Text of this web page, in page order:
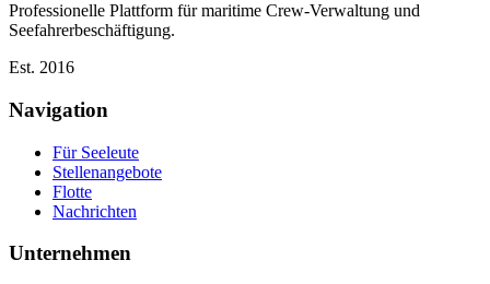
Professionelle Plattform für maritime Crew-Verwaltung und
Seefahrerbeschäftigung.
Est. 2016
Navigation
Für Seeleute
Stellenangebote
Flotte
Nachrichten
Unternehmen